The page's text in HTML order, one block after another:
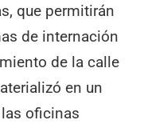
que permitirán
de internación
de la calle
en un
oficinas